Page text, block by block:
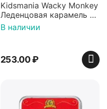
Kidsmania Wacky Monkey
Леденцовая карамель с
игрушкой Ваки Манки
12г, Китай
В наличии
253.00₽